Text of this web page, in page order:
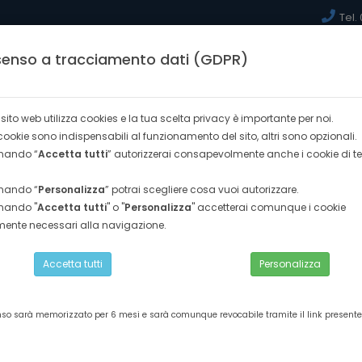
Tel.
AREA CORSI
e trattamento delle materie prime e alla
della cucina, conservazione
e distribuzione di pietanze
a tracciamento dati (GDPR)
sito web utilizza cookies e la tua scelta privacy è importante per noi.
sono indispensabili al funzionamento del sito, altri sono opzionali.
“Accetta tutti” autorizzerai consapevolmente anche i cookie di
“Personalizza” potrai scegliere cosa vuoi autorizzare.
"Accetta tutti" o "Personalizza" accetterai comunque i cookie
necessari alla navigazione.
Accetta tutti Personalizza
sarà memorizzato per 6 mesi e sarà comunque revocabile tramite il link